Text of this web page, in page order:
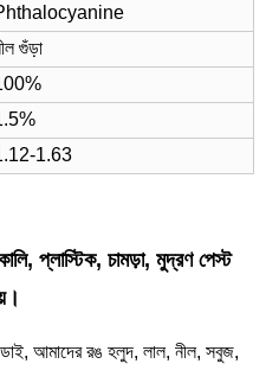
গুঁড়া
1.63
প্লাস্টিক, চামড়া, মুদ্রণ পেস্ট
, আমাদের রঙ হলুদ, লাল, নীল, সবুজ,